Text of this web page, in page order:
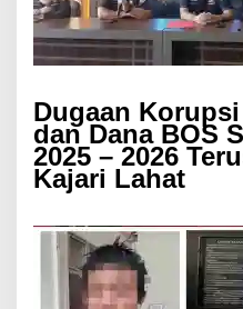
Dugaan
dan Dana BOS
2025 – 2026
Kajari Lahat